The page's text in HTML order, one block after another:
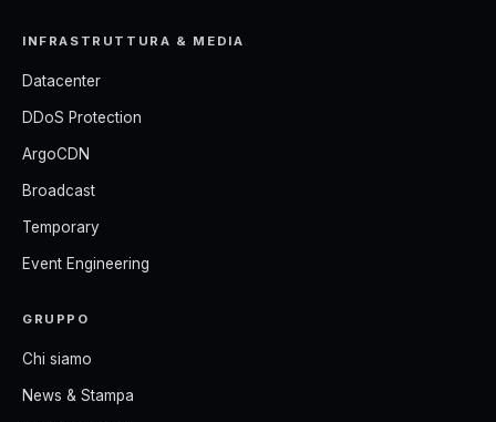
INFRASTRUTTURA & MEDIA
Datacenter
DDoS Protection
ArgoCDN
Broadcast
Temporary
Event Engineering
GRUPPO
Chi siamo
News & Stampa